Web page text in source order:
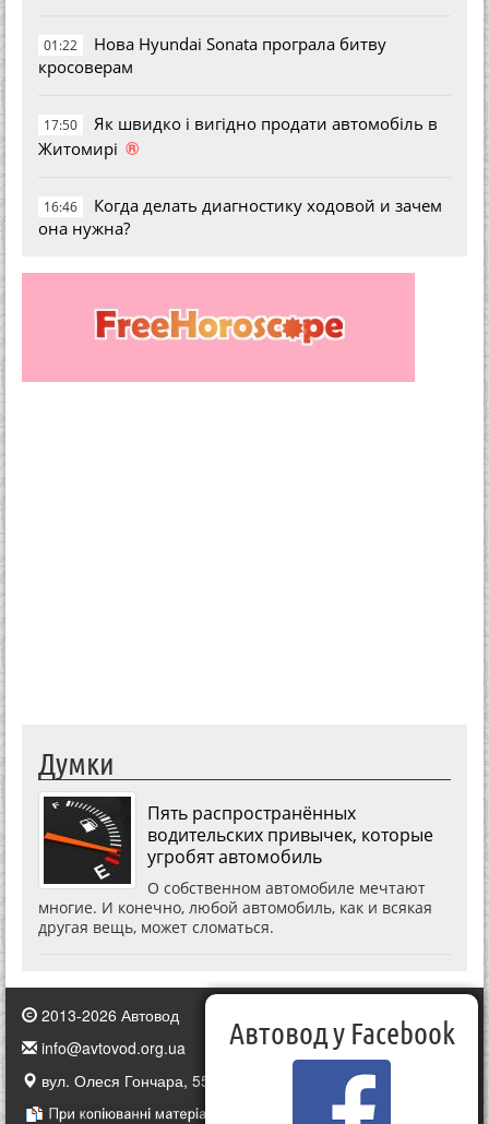
01:22
Нова Hyundai Sonata програла битву
кросоверам
17:50
Як швидко і вигідно продати автомобіль в
Житомирі ®
16:46
Когда делать диагностику ходовой и зачем
она нужна?
Думки
Пять распространённых
водительских привычек, которые
угробят автомобиль
О собственном автомобиле мечтают
многие. И конечно, любой автомобиль, как и всякая
другая вещь, может сломаться.
2013-2026 Автовод
info@avtovod.org.ua
вул. Олеся Гончара, 55, Київ, Україна
Автовод у Facebook